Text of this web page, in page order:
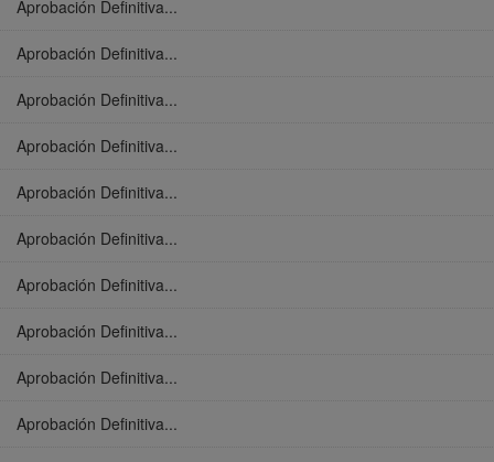
Aprobación Definitiva...
Aprobación Definitiva...
Aprobación Definitiva...
Aprobación Definitiva...
Aprobación Definitiva...
Aprobación Definitiva...
Aprobación Definitiva...
Aprobación Definitiva...
Aprobación Definitiva...
Aprobación Definitiva...